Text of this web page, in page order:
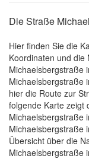
Die Straße
Hier finden Sie die
Koordinaten und
Michaelsbergstraße
Michaelsbergstraße
hier die Route zur
folgende Karte zeigt
Michaelsbergstraße
Michaelsbergstraße
Übersicht über die
Michaelsbergstraße